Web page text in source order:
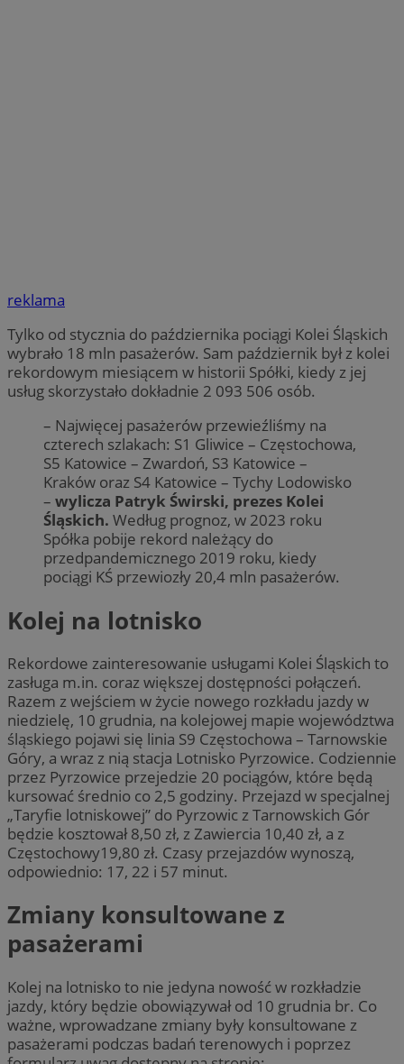
reklama
Tylko od stycznia do października pociągi Kolei Śląskich
wybrało 18 mln pasażerów. Sam październik był z kolei
rekordowym miesiącem w historii Spółki, kiedy z jej
usług skorzystało dokładnie 2 093 506 osób.
– Najwięcej pasażerów przewieźliśmy na
czterech szlakach: S1 Gliwice – Częstochowa,
S5 Katowice – Zwardoń, S3 Katowice –
Kraków oraz S4 Katowice – Tychy Lodowisko
– wylicza Patryk Świrski, prezes Kolei
Śląskich. Według prognoz, w 2023 roku
Spółka pobije rekord należący do
przedpandemicznego 2019 roku, kiedy
pociągi KŚ przewiozły 20,4 mln pasażerów.
Kolej na lotnisko
Rekordowe zainteresowanie usługami Kolei Śląskich to
zasługa m.in. coraz większej dostępności połączeń.
Razem z wejściem w życie nowego rozkładu jazdy w
niedzielę, 10 grudnia, na kolejowej mapie województwa
śląskiego pojawi się linia S9 Częstochowa – Tarnowskie
Góry, a wraz z nią stacja Lotnisko Pyrzowice. Codziennie
przez Pyrzowice przejedzie 20 pociągów, które będą
kursować średnio co 2,5 godziny. Przejazd w specjalnej
„Taryfie lotniskowej” do Pyrzowic z Tarnowskich Gór
będzie kosztował 8,50 zł, z Zawiercia 10,40 zł, a z
Częstochowy19,80 zł. Czasy przejazdów wynoszą,
odpowiednio: 17, 22 i 57 minut.
Zmiany konsultowane z
pasażerami
Kolej na lotnisko to nie jedyna nowość w rozkładzie
jazdy, który będzie obowiązywał od 10 grudnia br. Co
ważne, wprowadzane zmiany były konsultowane z
pasażerami podczas badań terenowych i poprzez